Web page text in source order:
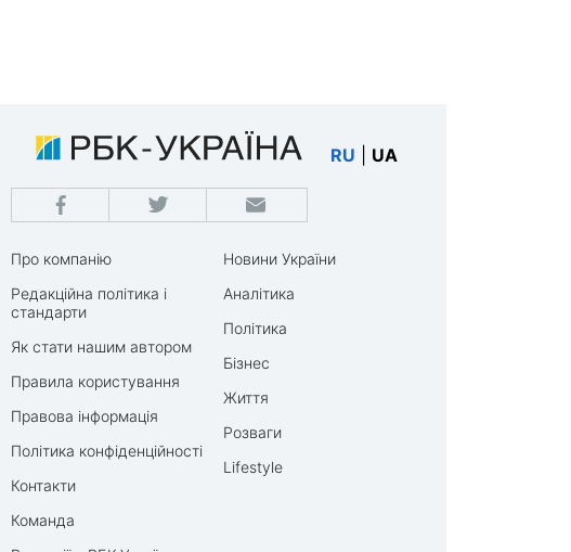
RU UA
Про компанію
Редакційна політика і
стандарти
Як стати нашим автором
Правила користування
Правова інформація
Політика конфіденційності
Контакти
Команда
Новини України
Аналітика
Політика
Бізнес
Життя
Розваги
Lifestyle